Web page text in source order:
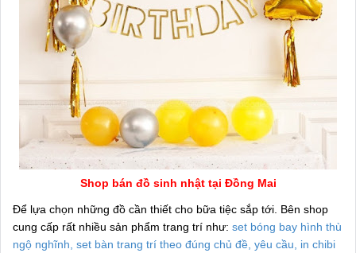
Shop bán đồ sinh nhật tại Đồng Mai
Để lựa chọn những đồ cần thiết cho bữa tiệc sắp tới. Bên shop
cung cấp rất nhiều sản phẩm trang trí như: set bóng bay hình thù
ngộ nghĩnh, set bàn trang trí theo đúng chủ đề, yêu cầu, in chibi